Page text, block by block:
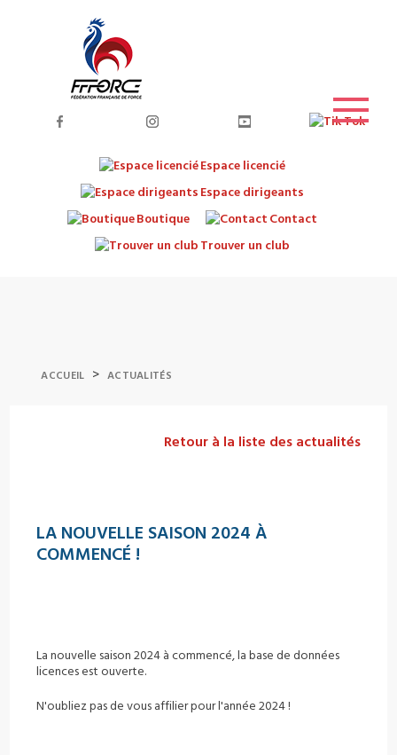
Espace licencié
Espace dirigeants
Boutique
Contact
Trouver un club
ACCUEIL > ACTUALITÉS
Retour à la liste des actualités
LA NOUVELLE SAISON 2024 À
COMMENCÉ !
La nouvelle saison 2024 à commencé, la base de données
licences est ouverte.
N'oubliez pas de vous affilier pour l'année 2024 !